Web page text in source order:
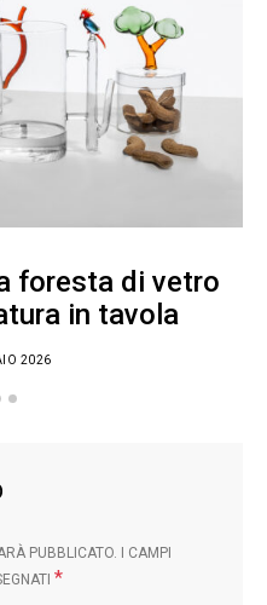
foresta di vetro
in tavola
2026
PUBBLICATO.
I CAMPI
*